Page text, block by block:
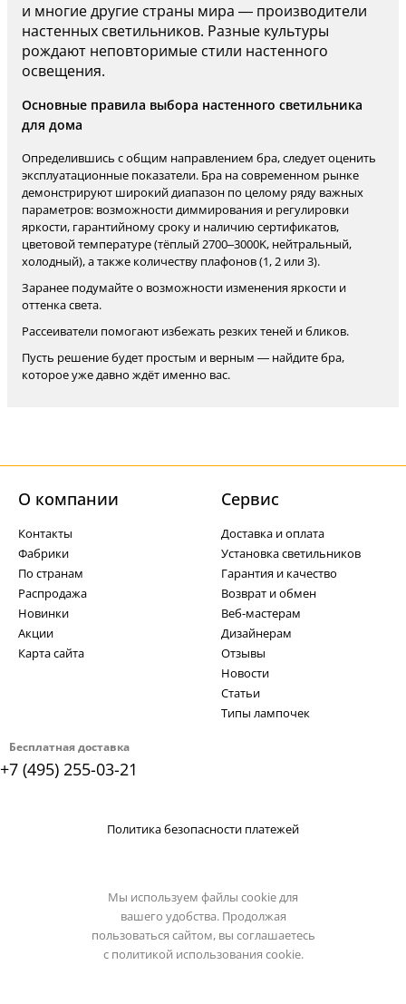
и многие другие страны мира — производители
настенных светильников. Разные культуры
рождают неповторимые стили настенного
освещения.
Основные правила выбора настенного светильника
для дома
Определившись с общим направлением бра, следует оценить
эксплуатационные показатели. Бра на современном рынке
демонстрируют широкий диапазон по целому ряду важных
параметров: возможности диммирования и регулировки
яркости, гарантийному сроку и наличию сертификатов,
цветовой температуре (тёплый 2700–3000K, нейтральный,
холодный), а также количеству плафонов (1, 2 или 3).
Заранее подумайте о возможности изменения яркости и
оттенка света.
Рассеиватели помогают избежать резких теней и бликов.
Пусть решение будет простым и верным — найдите бра,
которое уже давно ждёт именно вас.
Бесплатная доставка
+7 (495) 255-03-21
О компании
Контакты
Фабрики
По странам
Распродажа
Новинки
Акции
Карта сайта
Cервис
Доставка и оплата
Установка светильников
Гарантия и качество
Возврат и обмен
Веб-мастерам
Дизайнерам
Отзывы
Новости
Статьи
Типы лампочек
Политика безопасности платежей
Мы используем файлы cookie для
вашего удобства. Продолжая
пользоваться сайтом, вы соглашаетесь
с политикой использования cookie.